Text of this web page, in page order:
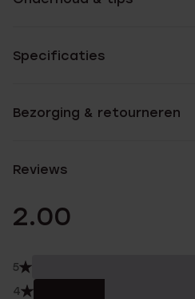
Specificaties
Bezorging & retourneren
Reviews
2.00
5
4